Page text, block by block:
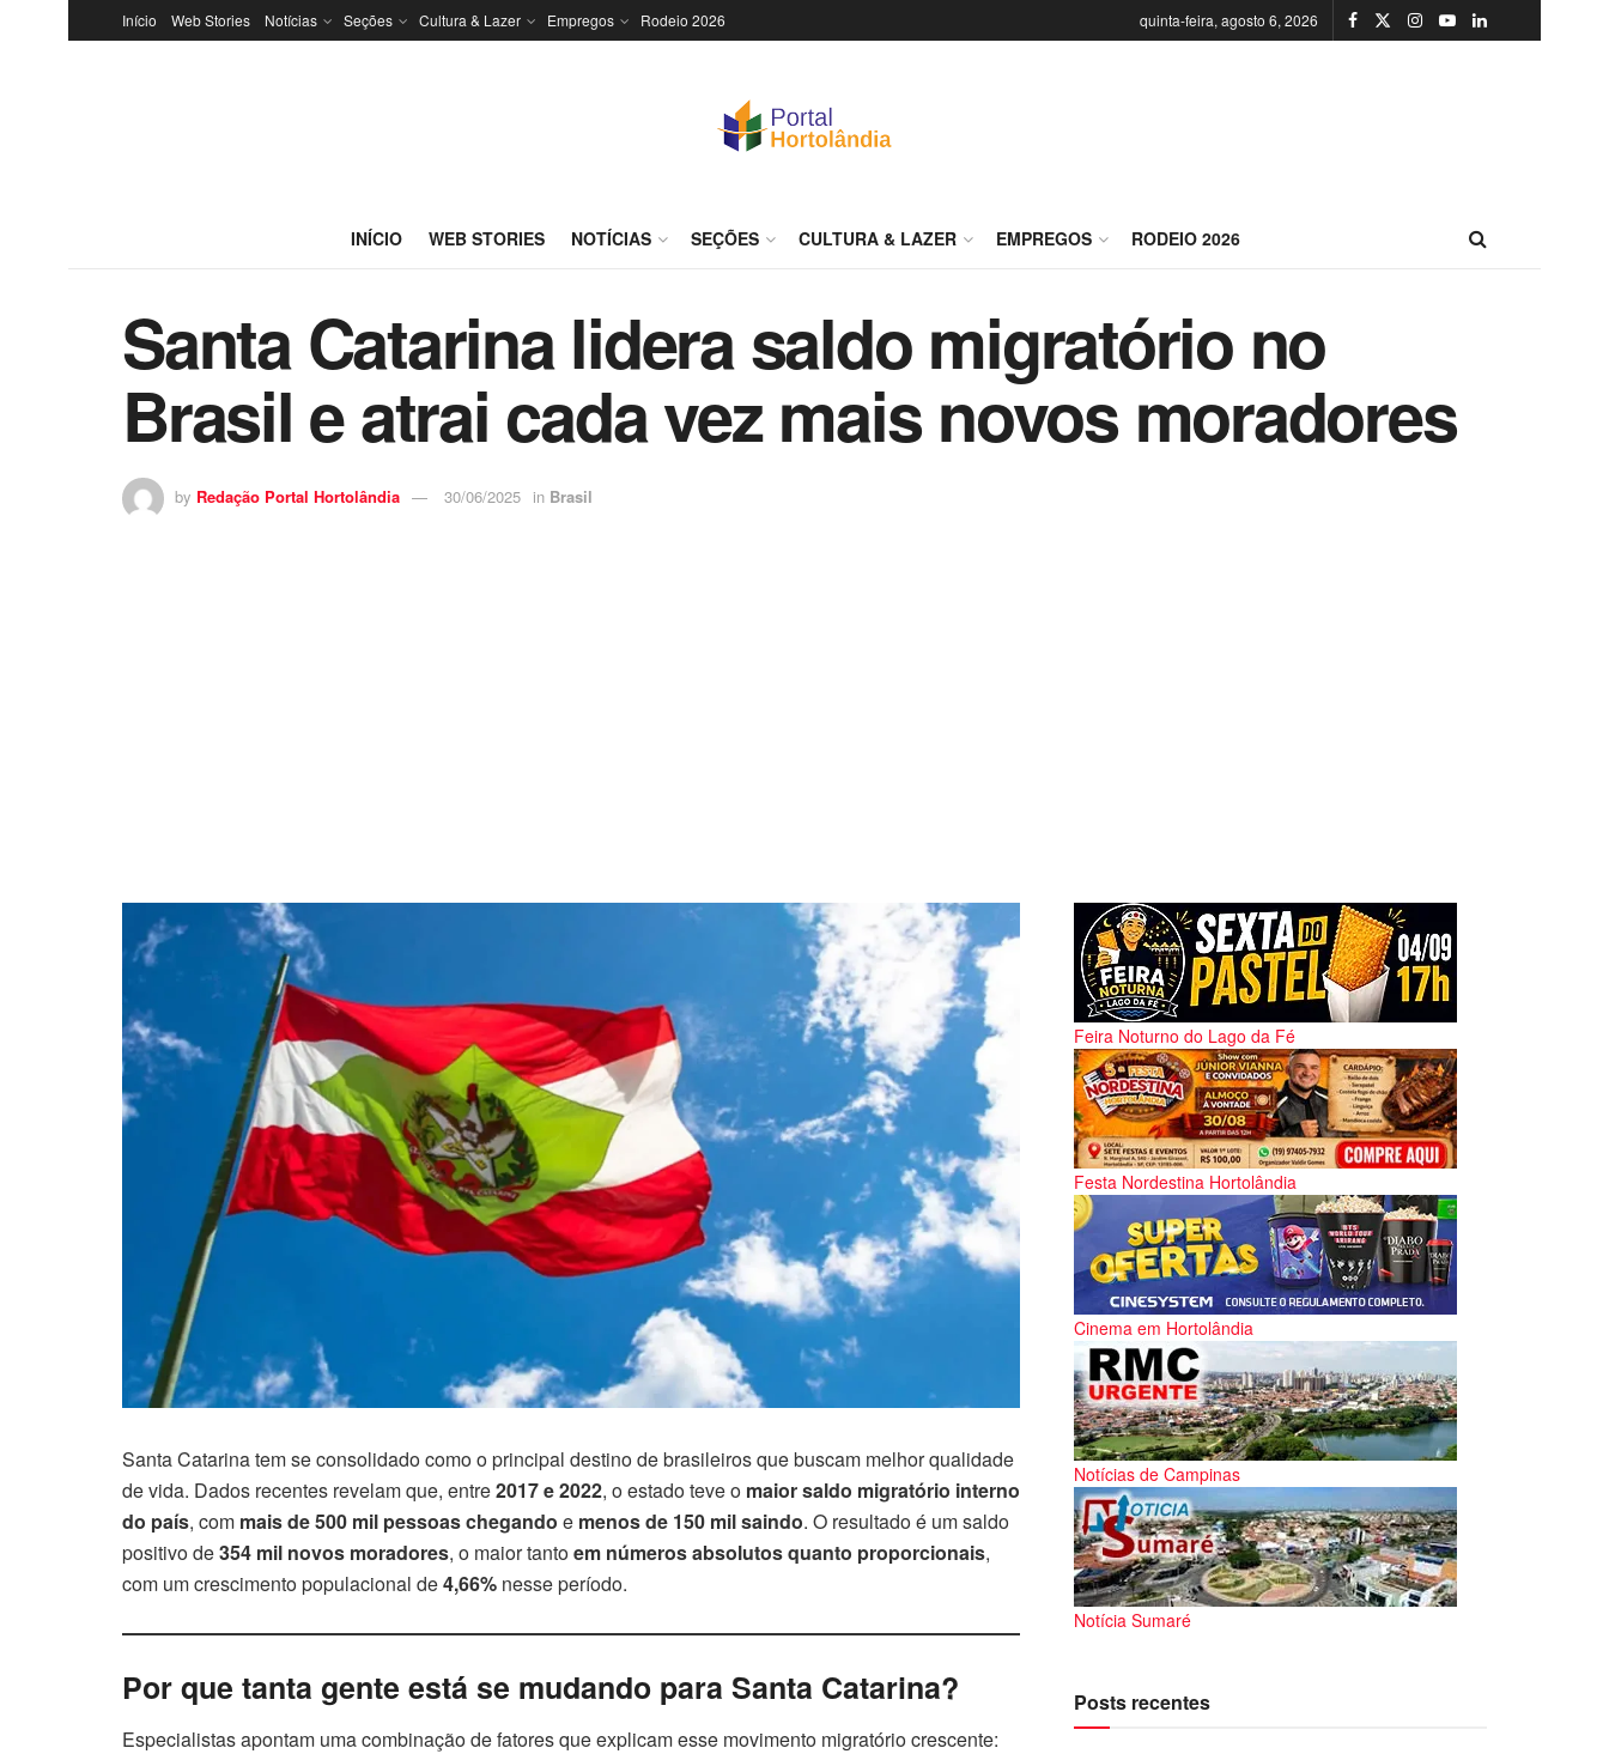
Início Web Stories Notícias Seções Cultura & Lazer Empregos Rodeio 2026 quinta-feira, agosto 6, 2026
INÍCIO WEB STORIES NOTÍCIAS SEÇÕES CULTURA & LAZER EMPREGOS RODEIO 2026
Santa Catarina lidera saldo migratório no
Brasil e atrai cada vez mais novos moradores
by Redação Portal Hortolândia 30/06/2025 in Brasil
Santa Catarina tem se consolidado como o principal destino de brasileiros que buscam melhor qualidade
de vida. Dados recentes revelam que, entre2017 e 2022, o estado teve o maior saldo migratório interno
do país, com mais de 500 mil pessoas chegando e menos de 150 mil saindo. O resultado é um saldo
positivo de354 mil novos moradores, o maior tantoem números absolutos quanto proporcionais,
com um crescimento populacional de4,66% nesse período.
Por que tanta gente está se mudando para Santa Catarina?
Especialistas apontam uma combinação de fatores que explicam esse movimento migratório crescente:
Feira Noturno do Lago da Fé
Festa Nordestina Hortolândia
Cinema em Hortolândia
Notícias de Campinas
Notícia Sumaré
Posts recentes